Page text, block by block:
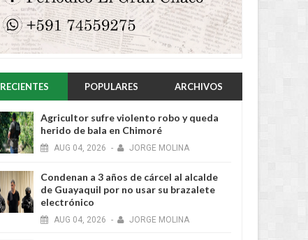
RECIENTES POPULARES ARCHIVOS
Agricultor sufre violento robo y queda
herido de bala en Chimoré
AUG 04, 2026 - JORGE MOLINA
Condenan a 3 años de cárcel al alcalde
de Guayaquil por no usar su brazalete
electrónico
AUG 04, 2026 - JORGE MOLINA